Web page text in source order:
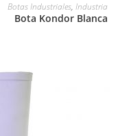
Botas Industriales,Industria
Bota Kondor Blanca